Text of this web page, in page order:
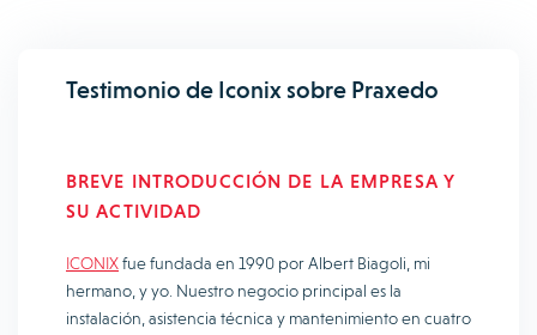
Testimonio de Iconix sobre Praxedo
BREVE INTRODUCCIÓN DE LA EMPRESA Y
SU ACTIVIDAD
ICONIXfue fundada en 1990 por Albert Biagoli, mi
hermano, y yo. Nuestro negocio principal es la
instalación, asistencia técnica y mantenimiento en cuatro